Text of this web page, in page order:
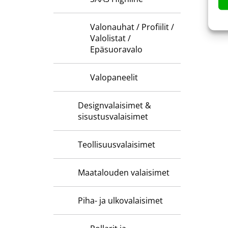
Valonauhat / Profiilit /
Valolistat /
Epäsuoravalo
Valopaneelit
Designvalaisimet &
sisustusvalaisimet
Teollisuusvalaisimet
Maatalouden valaisimet
Piha- ja ulkovalaisimet